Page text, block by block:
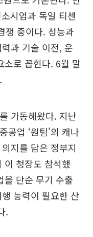
시엄과 독일 티센
쟁 중이다. 성능과
과 기술 이전, 운
소로 꼽힌다. 6월 말
가동해왔다. 지난
공업 ‘원팀’의 캐나
지를 담은 정부지
이 청장도 참석했
을 단순 무기 수출
능력이 필요한 산
.